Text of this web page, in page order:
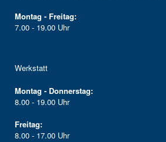
Montag - Freitag:
7.00 - 19.00 Uhr
Werkstatt
Montag - Donnerstag:
8.00 - 19.00 Uhr
Freitag:
8.00 - 17.00 Uhr